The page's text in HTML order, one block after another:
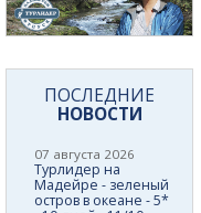
ПОСЛЕДНИЕ
НОВОСТИ
07 августа 2026
Турлидер на
Мадейре - зеленый
остров в океане - 5*